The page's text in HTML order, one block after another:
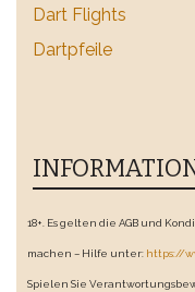
Dart Flights
Dartpfeile
18+. Es gelten die AGB und
machen – Hilfe unter: https://
Spielen Sie